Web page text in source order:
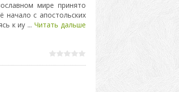
мире принято
начало с апостольских
к иу ... Читать дальше